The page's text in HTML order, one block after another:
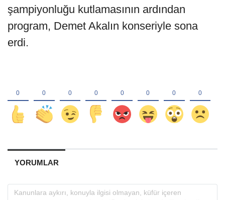
şampiyonluğu kutlamasının ardından
program, Demet Akalın konseriyle sona
erdi.
YORUMLAR